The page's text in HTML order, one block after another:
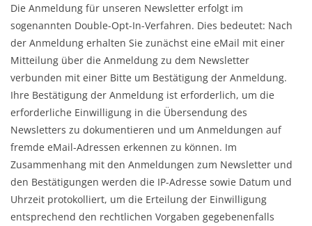
Die Anmeldung für unseren Newsletter erfolgt im
sogenannten Double-Opt-In-Verfahren. Dies bedeutet: Nach
der Anmeldung erhalten Sie zunächst eine eMail mit einer
Mitteilung über die Anmeldung zu dem Newsletter
verbunden mit einer Bitte um Bestätigung der Anmeldung.
Ihre Bestätigung der Anmeldung ist erforderlich, um die
erforderliche Einwilligung in die Übersendung des
Newsletters zu dokumentieren und um Anmeldungen auf
fremde eMail-Adressen erkennen zu können. Im
Zusammenhang mit den Anmeldungen zum Newsletter und
den Bestätigungen werden die IP-Adresse sowie Datum und
Uhrzeit protokolliert, um die Erteilung der Einwilligung
entsprechend den rechtlichen Vorgaben gegebenenfalls